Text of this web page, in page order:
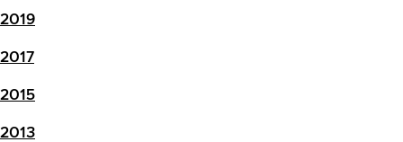
2019
2017
2015
2013